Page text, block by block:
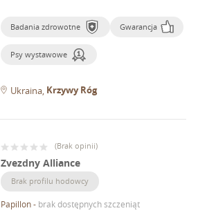
Badania zdrowotne Gwarancja
Psy wystawowe
Ukraina Krzywy Róg
(Brak opinii)
Zvezdny Alliance
Brak profilu hodowcy
Papillon- brak dostępnych szczeniąt